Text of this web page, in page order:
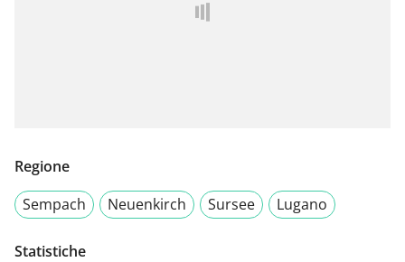
Regione
Sempach
Neuenkirch Sursee Lugano
Statistiche